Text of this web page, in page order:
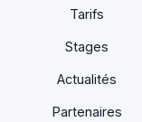
Tarifs
Stages
Actualités
Partenaires